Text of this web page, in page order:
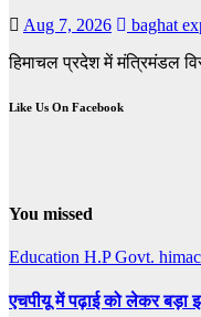
Aug 7, 2026
baghat
हिमाचल प्रदेश में मंत्रिमंडल
Like Us On Facebook
You missed
Education H.P Govt.
एचपीयू में पढ़ाई को लेकर बड़ा